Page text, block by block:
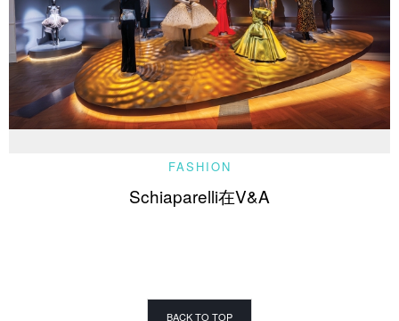
FASHION
Schiaparelli在V&A
BACK TO TOP